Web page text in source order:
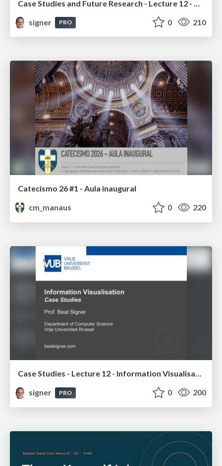
signer
PRO 0 210
Catecismo 26 #1 - Aula inaugural
cm_manaus
0 220
Case Studies - Lecture 12 - Information Visualisation (4019538FNR)
signer
PRO 0 200